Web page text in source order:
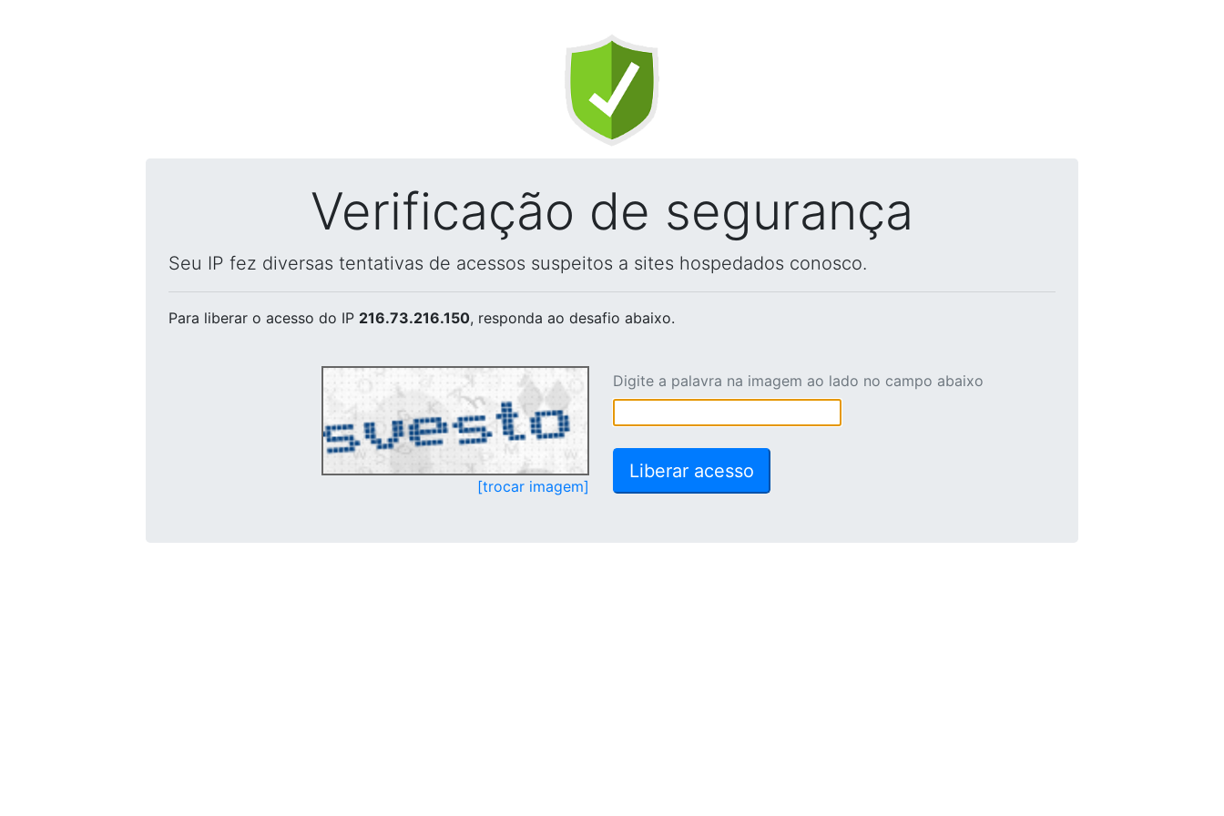
Verificação de segurança
Seu IP fez diversas tentativas de acessos suspeitos a sites hospedados conosco.
Para liberar o acesso do IP 216.73.216.150, responda ao desafio abaixo.
[trocar imagem]
Digite a palavra na imagem ao lado no campo abaixo